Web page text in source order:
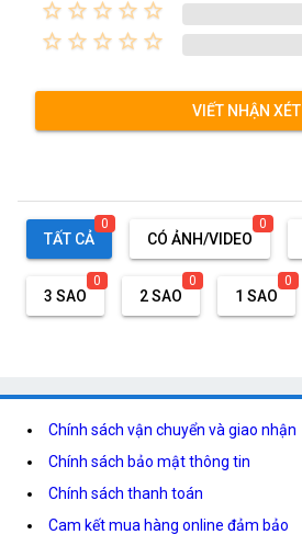
star_border star_border star_border star_border star_border
star_border star_border star_border star_border star_border
VIẾT NHẬN XÉT
TẤT CẢ
0
CÓ ẢNH/VIDEO
0
3 SAO
0
2 SAO
0
1 SAO
0
Chính sách vận chuyển và giao nhận
Chính sách bảo mật thông tin
Chính sách thanh toán
Cam kết mua hàng online đảm bảo